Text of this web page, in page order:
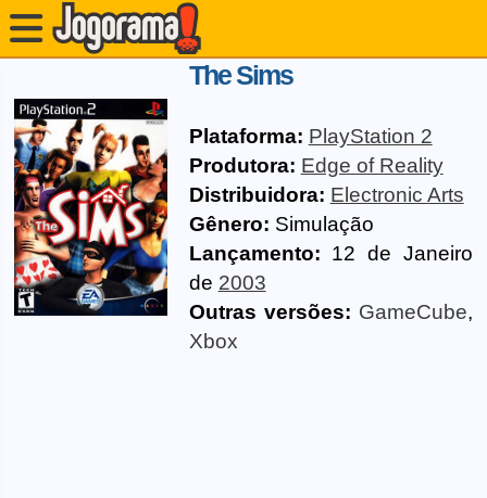
The Sims
Plataforma: PlayStation 2
Produtora: Edge of Reality
Distribuidora: Electronic Arts
Gênero: Simulação
Lançamento: 12 de Janeiro
de 2003
Outras versões: GameCube,
Xbox